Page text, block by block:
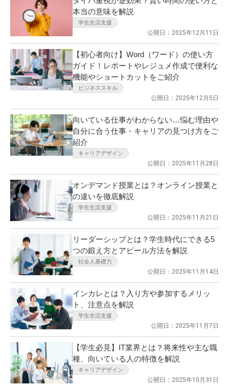
本当の意味を解説
学生生活支援
公開日：2025年12月11日
【初心者向け】Word（ワード）の使い方
ガイド！レポートやレジュメ作成で便利な
機能やショートカットをご紹介
ビジネススキル
公開日：2025年12月5日
向いている仕事がわからない…悩む理由や
自分に合う仕事・キャリアの見つけ方をご
紹介
キャリアデザイン
公開日：2025年11月28日
オンデマンド授業とは？オンライン授業と
の違いを徹底解説
学生生活支援
公開日：2025年11月21日
リーダーシップとは？学生時代にできる5
つの鍛え方とアピール方法を解説
社会人基礎力
公開日：2025年11月14日
インカレとは？入り方や参加するメリッ
ト、注意点を解説
学生生活支援
公開日：2025年11月7日
【学生必見】IT業界とは？将来性や主な職
種、向いている人の特徴を解説
キャリアデザイン
公開日：2025年10月31日